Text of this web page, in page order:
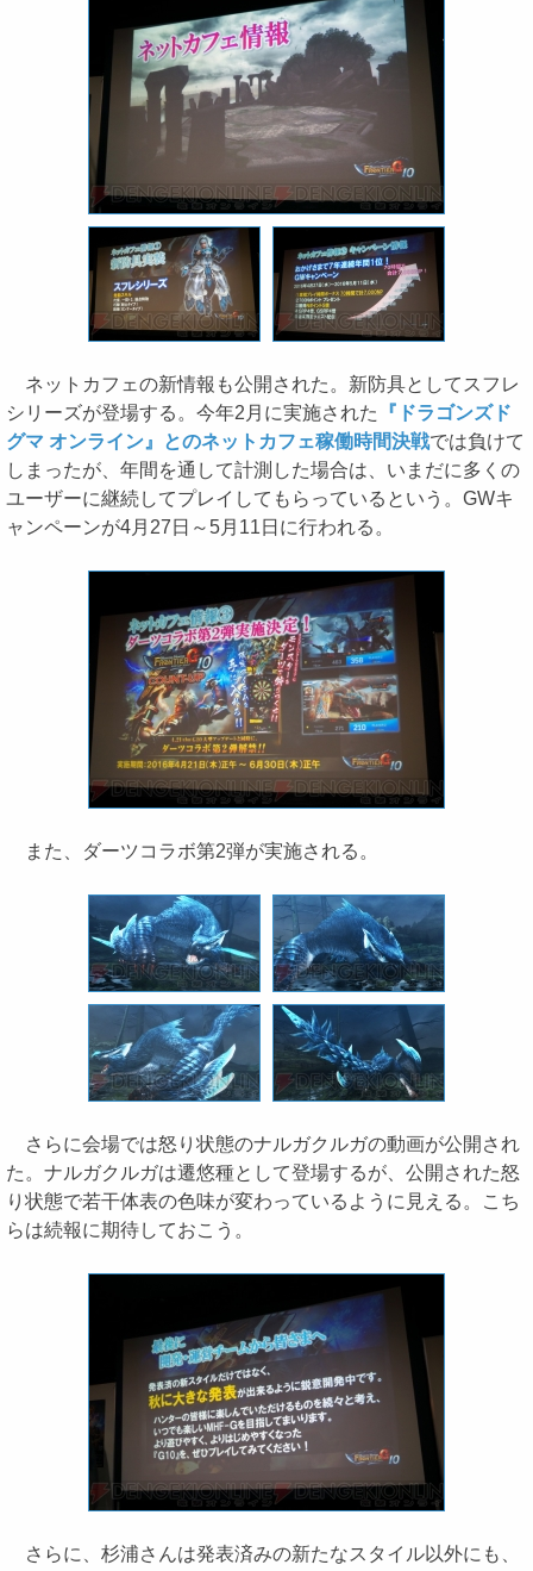
ネットカフェの新情報も公開された。新防具としてスフレ
シリーズが登場する。今年2月に実施された
『ドラゴンズド
グマ オンライン』とのネットカフェ稼働時間決戦では負けて
しまったが、年間を通して計測した場合は、いまだに多くの
ユーザーに継続してプレイしてもらっているという。GWキ
ャンペーンが4月27日～5月11日に行われる。
また、ダーツコラボ第2弾が実施される。
さらに会場では怒り状態のナルガクルガの動画が公開され
た。ナルガクルガは遷悠種として登場するが、公開された怒
り状態で若干体表の色味が変わっているように見える。こち
らは続報に期待しておこう。
さらに、杉浦さんは発表済みの新たなスタイル以外にも、